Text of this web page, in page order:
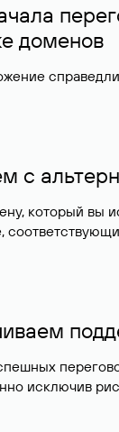
доменов
с
который вы
исключив